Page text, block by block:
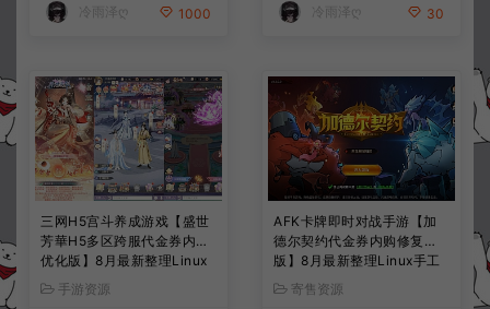
冷雨泽ღ 1000 冷雨泽ღ 30
三网H5宫斗养成游戏【盛世
芳華H5多区跨服代金券内购
优化版】8月最新整理Linux
手工服务端+CDK授权后台
+全资源安卓+详细搭建教程
手游资源
AFK卡牌即时对战手游【加
德尔契约代金券内购修复
版】8月最新整理Linux手工
服务端+前后端全套源码+CD
K授权后台+安卓苹果双端
寄售资源